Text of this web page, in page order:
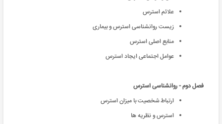
علائم استرس
زیست روانشناسی استرس و بیماری
منابع اصلی استرس
عوامل اجتماعی ایجاد استرس
فصل دوم - روانشناسی استرس
ارتباط شخصيت با ميزان استرس
استرس و نظريه ها